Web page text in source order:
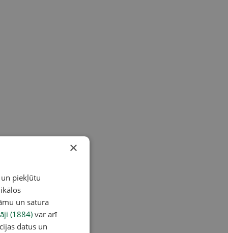
×
piekļūtu
un satura
(1884) var arī
datus un